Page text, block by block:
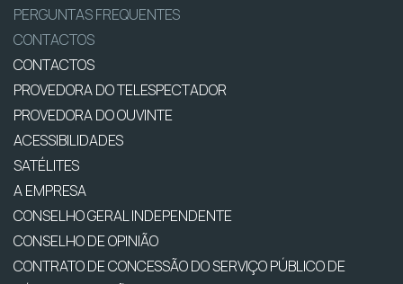
PERGUNTAS FREQUENTES
CONTACTOS
CONTACTOS
PROVEDORA DO TELESPECTADOR
PROVEDORA DO OUVINTE
ACESSIBILIDADES
SATÉLITES
A EMPRESA
CONSELHO GERAL INDEPENDENTE
CONSELHO DE OPINIÃO
CONTRATO DE CONCESSÃO DO SERVIÇO PÚBLICO DE